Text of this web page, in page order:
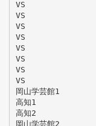
VS
VS
VS
VS
VS
VS
VS
VS
岡山学芸館1
高知1
高知2
岡山学芸館2